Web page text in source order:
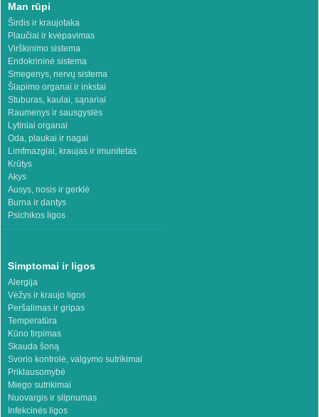
Man rūpi
Širdis ir kraujotaka
Plaučiai ir kvėpavimas
Virškinimo sistema
Endokrininė sistema
Smegenys, nervų sistema
Šlapimo organai ir inkstai
Stuburas, kaulai, sąnariai
Raumenys ir sausgyslės
Lytiniai organai
Oda, plaukai ir nagai
Limfmazgiai, kraujas ir imunitetas
Krūtys
Akys
Ausys, nosis ir gerklė
Burna ir dantys
Psichikos ligos
Simptomai ir ligos
Alergija
Vėžys ir kraujo ligos
Peršalimas ir gripas
Temperatūra
Kūno tirpimas
Skauda šoną
Svorio kontrolė, valgymo sutrikimai
Priklausomybė
Miego sutrikimai
Nuovargis ir silpnumas
Infekcinės ligos